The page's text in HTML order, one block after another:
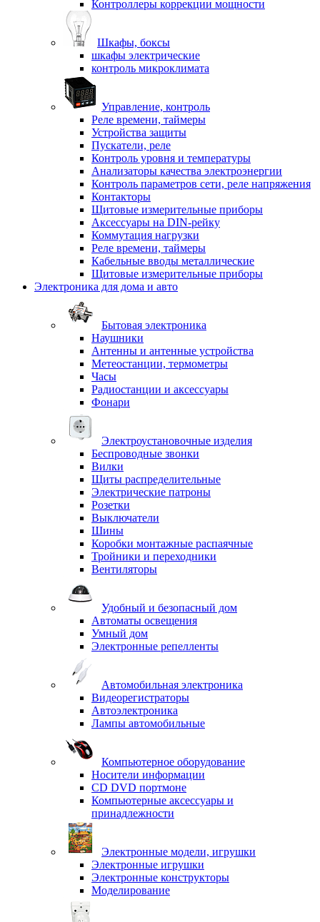
Контроллеры коррекции мощности
Шкафы, боксы
шкафы электрические
контроль микроклимата
Управление, контроль
Реле времени, таймеры
Устройства защиты
Пускатели, реле
Контроль уровня и температуры
Анализаторы качества электроэнергии
Контроль параметров сети, реле напряжения
Контакторы
Щитовые измерительные приборы
Аксессуары на DIN-рейку
Коммутация нагрузки
Реле времени, таймеры
Кабельные вводы металлические
Щитовые измерительные приборы
Электроника для дома и авто
Бытовая электроника
Наушники
Антенны и антенные устройства
Метеостанции, термометры
Часы
Радиостанции и аксессуары
Фонари
Электроустановочные изделия
Беспроводные звонки
Вилки
Щиты распределительные
Электрические патроны
Розетки
Выключатели
Шины
Коробки монтажные распаячные
Тройники и переходники
Вентиляторы
Удобный и безопасный дом
Автоматы освещения
Умный дом
Электронные репелленты
Автомобильная электроника
Видеорегистраторы
Автоэлектроника
Лампы автомобильные
Компьютерное оборудование
Носители информации
CD DVD портмоне
Компьютерные аксессуары и
принадлежности
Электронные модели, игрушки
Электронные игрушки
Электронные конструкторы
Моделирование